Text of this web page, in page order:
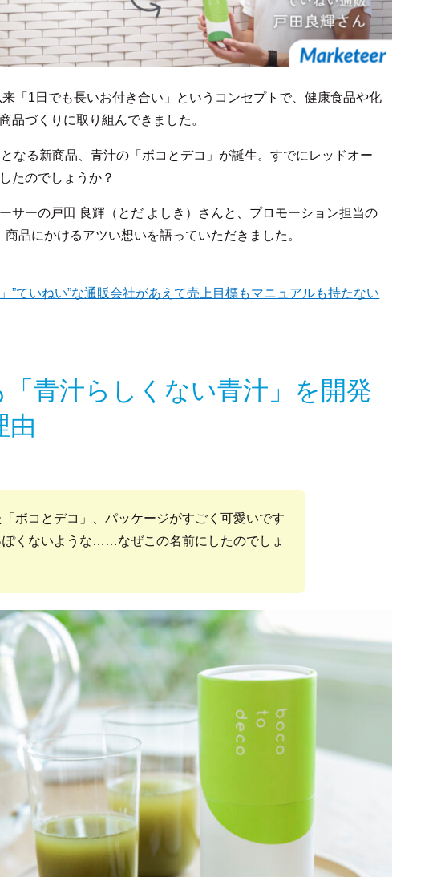
「1日でも長いお付き合い」というコンセプトで、健康食品や化
品づくりに取り組んできました。
なる新商品、青汁の「ボコとデコ」が誕生。すでにレッドオー
たのでしょうか？
サーの戸田 良輝（とだ よしき）さんと、プロモーション担当の
品にかけるアツい想いを語っていただきました。
”ていねい”な通販会社があえて売上目標もマニュアルも持たない
「青汁らしくない青汁」を開発
由
ボコとデコ」、パッケージがすごく可愛いです
ぽくないような……なぜこの名前にしたのでしょ